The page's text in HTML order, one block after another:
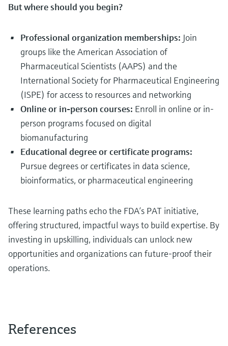
But where should you begin?
Professional organization memberships: Join
groups like the American Association of
Pharmaceutical Scientists (AAPS) and the
International Society for Pharmaceutical Engineering
(ISPE) for access to resources and networking
Online or in-person courses: Enroll in online or in-
person programs focused on digital
biomanufacturing
Educational degree or certificate programs:
Pursue degrees or certificates in data science,
bioinformatics, or pharmaceutical engineering
These learning paths echo the FDA’s PAT initiative,
offering structured, impactful ways to build expertise. By
investing in upskilling, individuals can unlock new
opportunities and organizations can future-proof their
operations.
References